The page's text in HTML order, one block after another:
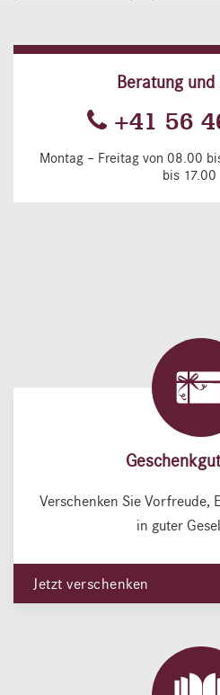
Beratung und
+41 56
Montag – Freitag von 08.00
bis 17.00
Verschenken Sie Vorfreude,
in guter
Jetzt verschenken